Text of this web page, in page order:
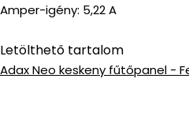
Amper-igény: 5,22 A
Letölthető tartalom
Adax Neo keskeny fűtőpanel -